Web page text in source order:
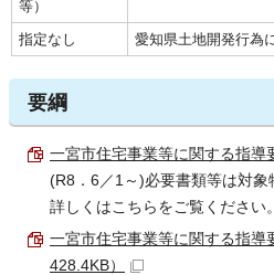
等）
指定なし 愛知県土地開発行為
要綱
一宮市住宅事業等に関する指導
(R8．6／1～)必要書類等は対象
詳しくはこちらをご覧ください。
一宮市住宅事業等に関する指導
428.4KB）